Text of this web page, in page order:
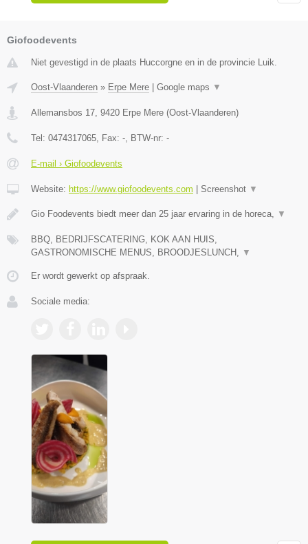
Giofoodevents
Niet gevestigd in de plaats Huccorgne en in de provincie Luik.
Oost-Vlaanderen » Erpe Mere Google maps ▼
Allemansbos 17 9420 Erpe Mere (Oost-Vlaanderen)
Tel: 0474317065 , Fax: - , BTW-nr: -
E-mail › Giofoodevents
Website: https://www.giofoodevents.com Screenshot ▼
Gio Foodevents biedt meer dan 25 jaar ervaring in de horeca, ▼
BBQ, BEDRIJFSCATERING, KOK AAN HUIS,
GASTRONOMISCHE MENUS, BROODJESLUNCH,
▼
Er wordt gewerkt op afspraak.
Sociale media: